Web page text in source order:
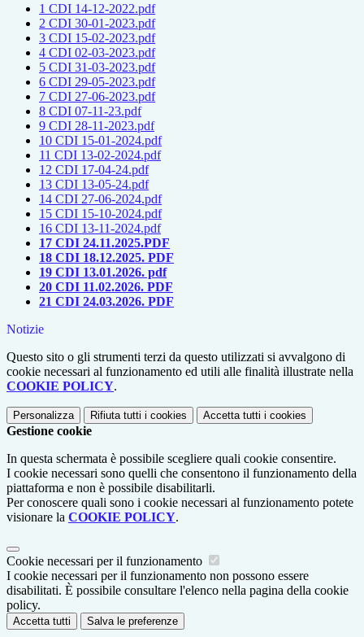
1 CDI 14-12-2022.pdf
2 CDI 30-01-2023.pdf
3 CDI 15-02-2023.pdf
4 CDI 02-03-2023.pdf
5 CDI 31-03-2023.pdf
6 CDI 29-05-2023.pdf
7 CDI 27-06-2023.pdf
8 CDI 07-11-23.pdf
9 CDI 28-11-2023.pdf
10 CDI 15-01-2024.pdf
11 CDI 13-02-2024.pdf
12 CDI 17-04-24.pdf
13 CDI 13-05-24.pdf
14 CDI 27-06-2024.pdf
15 CDI 15-10-2024.pdf
16 CDI 13-11-2024.pdf
17 CDI 24.11.2025.PDF
18 CDI 18.12.2025. PDF
19 CDI 13.01.2026. pdf
20 CDI 11.02.2026. PDF
21 CDI 24.03.2026. PDF
Notizie
Questo sito o gli strumenti terzi da questo utilizzati si avvalgono di
cookie necessari al funzionamento ed utili alle finalità illustrate nella
COOKIE POLICY.
Personalizza Rifiuta tutti i cookies Accetta tutti i cookies
Gestione cookie
In questa schermata è possibile scegliere quali cookie consentire.
I cookie necessari sono quelli che consentono il funzionamento della
piattaforma e non è possibile disabilitarli.
Per conoscere quali sono i cookie necessari al funzionamento potete
visionare la COOKIE POLICY.
Cookie necessari per il funzionamento
I cookie necessari per il funzionamento non possono essere
disabilitati. È possibile consultare l'elenco nella pagina della cookie
policy.
Accetta tutti Salva le preferenze